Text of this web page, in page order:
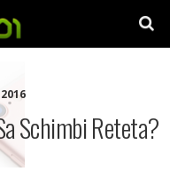
Schimbi Reteta?